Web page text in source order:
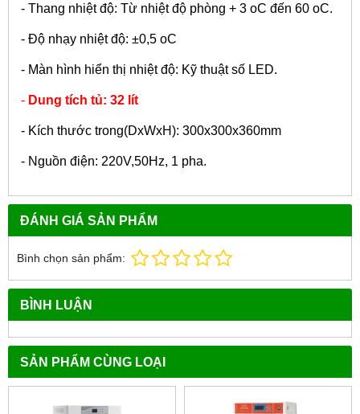
- Thang nhiệt độ: Từ nhiệt độ phòng + 3 oC đến 60 oC.
- Độ nhạy nhiệt độ: ±0,5 oC
- Màn hình hiển thị nhiệt độ: Kỹ thuật số LED.
- Dung tích tủ: 32 lít
- Kích thước trong(DxWxH): 300x300x360mm
- Nguồn điện: 220V,50Hz, 1 pha.
ĐÁNH GIÁ SẢN PHẨM
Bình chọn sản phẩm:
BÌNH LUẬN
SẢN PHẨM CÙNG LOẠI